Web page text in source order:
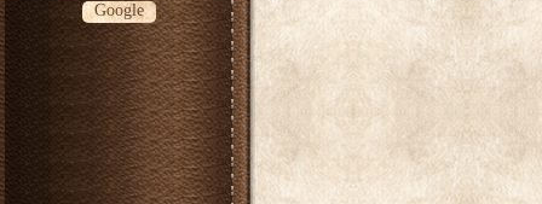
Google